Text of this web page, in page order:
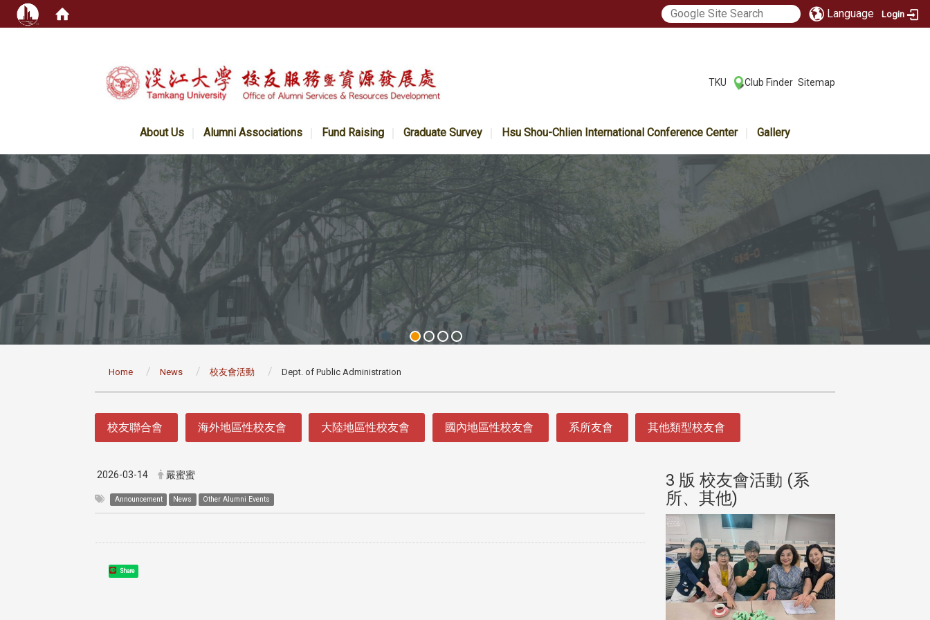
Language Login
TKU Club Finder Sitemap
About Us Alumni Associations Fund Raising Graduate Survey Hsu Shou-Chlien International Conference Center Gallery
Home News 校友會活動 Dept. of Public Administration
校友聯合會 海外地區性校友會 大陸地區性校友會 國內地區性校友會 系所友會 其他類型校友會
2026-03-14 嚴蜜蜜
Announcement News Other Alumni Events
Share
3 版 校友會活動 (系
所、其他)